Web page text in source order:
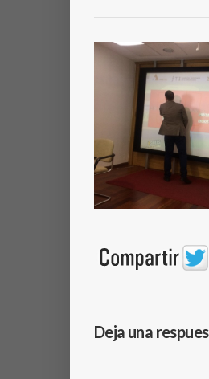
Deja una